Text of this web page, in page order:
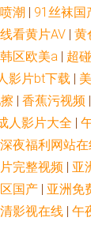
潮 | 91丝袜国
看黄片AV | 黄
区欧美a | 超
影片bt下载 |
| 香蕉污视频 |
人影片大全 |
深夜福利网站
完整视频 | 亚
国产 | 亚洲免
影视在线 | 午